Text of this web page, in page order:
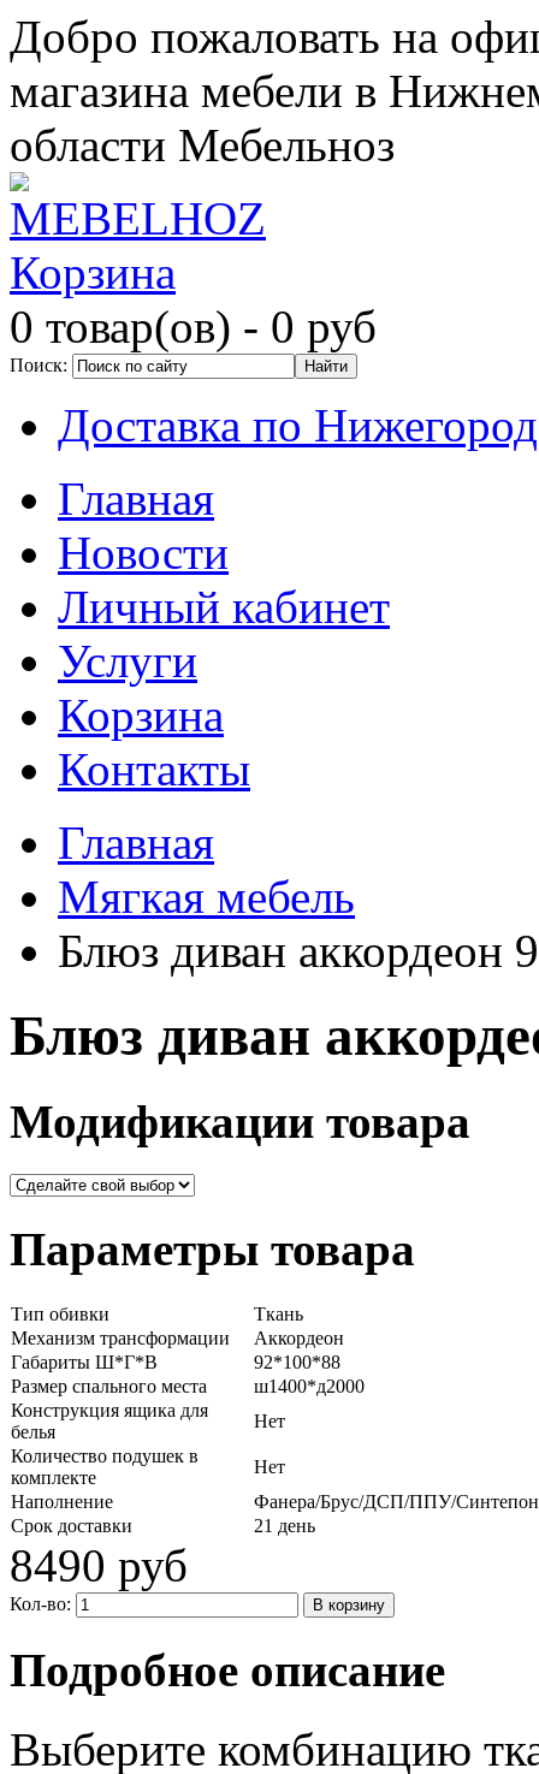
Добро пожаловать на
магазина мебели в
области Мебельноз
Корзина
0 товар(ов) - 0 руб
Поиск:
Доставка по
Главная
Новости
Личный кабинет
Услуги
Корзина
Контакты
Главная
Мягкая мебель
Блюз диван аккордеон
Блюз диван
Модификации товара
Параметры товара
Тип обивки
Ткань
Механизм трансформации
Аккордеон
Габариты Ш*Г*В
92*100*88
Размер спального места
ш1400*д2000
Конструкция ящика для
белья
Нет
Количество подушек в
комплекте
Нет
Наполнение
Фанера/Брус/ДСП/ППУ/Синтепон/
Срок доставки
21 день
8490 руб
Кол-во:
Подробное описание
Выберите комбинацию